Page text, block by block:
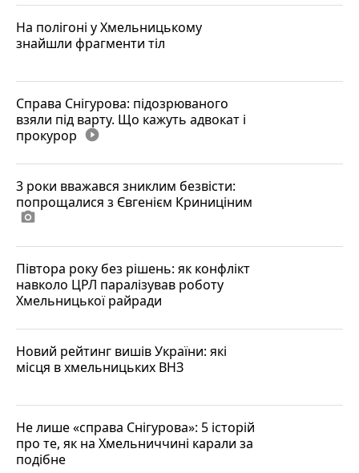
На полігоні у Хмельницькому
знайшли фрагменти тіл
Справа Снігурова: підозрюваного
взяли під варту. Що кажуть адвокат і
прокурор play_circle_filled
3 роки вважався зниклим безвісти:
попрощалися з Євгенієм Криниціним
photo_camera
Півтора року без рішень: як конфлікт
навколо ЦРЛ паралізував роботу
Хмельницької райради
Новий рейтинг вишів України: які
місця в хмельницьких ВНЗ
Не лише «справа Снігурова»: 5 історій
про те, як на Хмельниччині карали за
подібне